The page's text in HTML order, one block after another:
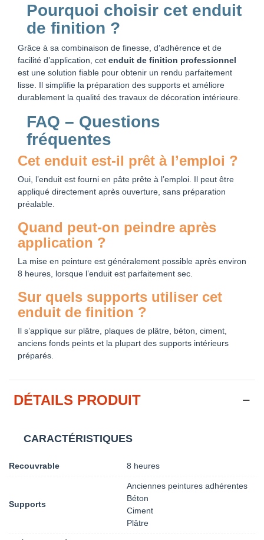
Pourquoi choisir cet enduit
de finition ?
Grâce à sa combinaison de finesse, d’adhérence et de
facilité d’application, cet enduit de finition professionnel
est une solution fiable pour obtenir un rendu parfaitement
lisse. Il simplifie la préparation des supports et améliore
durablement la qualité des travaux de décoration intérieure.
FAQ – Questions
fréquentes
Cet enduit est-il prêt à l’emploi ?
Oui, l’enduit est fourni en pâte prête à l’emploi. Il peut être
appliqué directement après ouverture, sans préparation
préalable.
Quand peut-on peindre après
application ?
La mise en peinture est généralement possible après environ
8 heures, lorsque l’enduit est parfaitement sec.
Sur quels supports utiliser cet
enduit de finition ?
Il s’applique sur plâtre, plaques de plâtre, béton, ciment,
anciens fonds peints et la plupart des supports intérieurs
préparés.
DÉTAILS PRODUIT
CARACTÉRISTIQUES
Recouvrable 8 heures
Supports
Anciennes peintures adhérentes
Béton
Ciment
Plâtre